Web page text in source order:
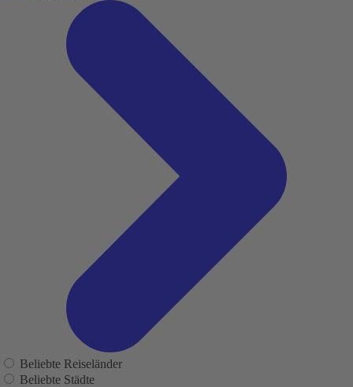
Beliebte Reiseländer
Beliebte Städte